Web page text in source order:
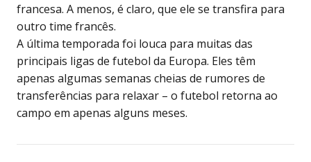
francesa. A menos, é claro, que ele se transfira para
outro time francês.
A última temporada foi louca para muitas das
principais ligas de futebol da Europa. Eles têm
apenas algumas semanas cheias de rumores de
transferências para relaxar – o futebol retorna ao
campo em apenas alguns meses.